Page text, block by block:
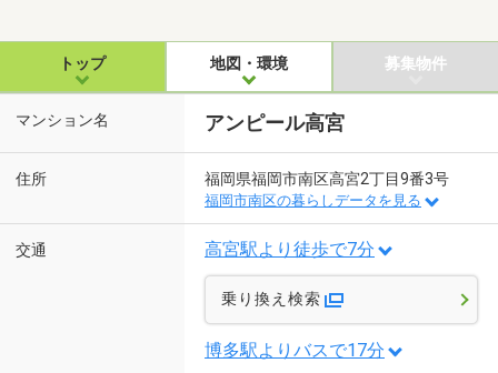
トップ 地図・環境 募集物件
マンション名 アンピール高宮
住所 福岡県福岡市南区高宮2丁目9番3号
福岡市南区の暮らしデータを見る
交通 高宮駅より徒歩で7分
乗り換え検索
博多駅よりバスで17分